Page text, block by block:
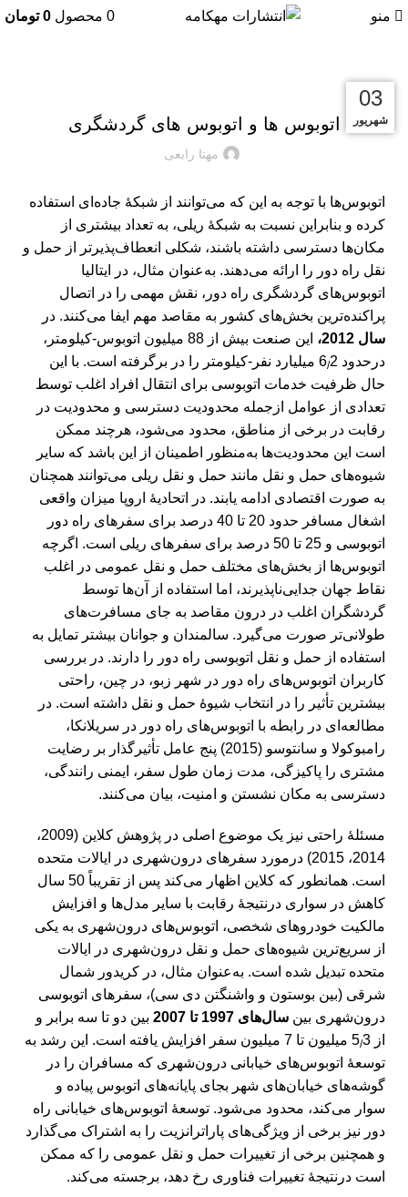
منو 0 محصول 0 تومان
اتوبوس‌ ها و اتوبوس‌ های گردشگری
مهتا رابعی
اتوبوس‌ها با توجه به این که می‌توانند از شبکۀ جاده‌ای استفاده
کرده و بنابراین نسبت به شبکۀ ریلی، به تعداد بیشتری از
مکان‌ها دسترسی داشته باشند، شکلی انعطاف‌پذیرتر از حمل و
نقل راه دور را ارائه می‌دهند. به‌عنوان مثال، در ایتالیا
اتوبوس‌های گردشگری راه دور، نقش مهمی را در اتصال
پراکنده‌ترین بخش‌های کشور به مقاصد مهم ایفا می‌کنند. در
سال 2012،
این صنعت بیش از 88 میلیون اتوبوس-کیلومتر،
درحدود 6
/
2 میلیارد نفر-کیلومتر را در برگرفته است. با این
حال ظرفیت خدمات اتوبوسی برای انتقال افراد اغلب توسط
تعدادی از عوامل ازجمله محدودیت دسترسی و محدودیت در
رقابت در برخی از مناطق، محدود می‌شود، هرچند ممکن
است این محدودیت‌ها به‌منظور اطمینان از این باشد که سایر
شیوه‌های حمل و نقل مانند حمل و نقل ریلی می‌توانند همچنان
به صورت اقتصادی ادامه یابند. در اتحادیۀ اروپا میزان واقعی
اشغال مسافر حدود 20 تا 40 درصد برای سفرهای راه دور
اتوبوسی و 25 تا 50 درصد برای سفرهای ریلی است. اگرچه
اتوبوس‌ها از بخش‌های مختلف حمل و نقل عمومی در اغلب
نقاط جهان جدایی‌ناپذیرند، اما استفاده از آن‌ها توسط
گردشگران اغلب در درون مقاصد به جای مسافرت‌های
طولانی‌تر صورت می‌گیرد. سالمندان و جوانان بیشتر تمایل به
استفاده از حمل و نقل اتوبوسی راه دور را دارند. در بررسی
کاربران اتوبوس‌های راه دور در شهر زبو، در چین، راحتی
بیشترین تأثیر را در انتخاب شیوۀ حمل و نقل داشته است. در
مطالعه‌ای در رابطه با اتوبوس‌های راه دور در سریلانکا،
رامبوکولا و سانتوسو (2015) پنج عامل تأثیرگذار بر رضایت
مشتری را پاکیزگی، مدت زمان طول سفر، ایمنی رانندگی،
دسترسی به مکان نشستن و امنیت، بیان می‌کنند.
مسئلۀ راحتی نیز یک موضوع اصلی در پژوهش کلاین (2009،
2014، 2015) درمورد سفرهای درون‌شهری در ایالات متحده
است. همانطور که کلاین اظهار می‌کند پس از تقریباً 50 سال
کاهش در سواری درنتیجۀ رقابت با سایر مدل‌ها و افزایش
مالکیت خودروهای شخصی، اتوبوس‌های درون‌شهری به یکی
از سریع‌ترین شیوه‌های حمل و نقل درون‌شهری در ایالات
متحده تبدیل شده است. به‌عنوان مثال، در کریدور شمال
شرقی (بین بوستون و واشنگتن دی سی)، سفرهای اتوبوسی
درون‌شهری بین سال‌های 1997 تا 2007
بین دو تا سه برابر و
از 5
/
3 میلیون تا 7 میلیون سفر افزایش یافته است. این رشد به
توسعۀ اتوبوس‌های خیابانی درون‌شهری که مسافران را در
گوشه‌های خیابان‌های شهر بجای پایانه‌های اتوبوس پیاده و
سوار می‌کند، محدود می‌شود. توسعۀ اتوبوس‌های خیابانی راه
دور نیز برخی از ویژگی‌های پاراترانزیت را به اشتراک می‌گذارد
و همچنین برخی از تغییرات حمل و نقل عمومی را که ممکن
است درنتیجۀ تغییرات فناوری رخ دهد، برجسته می‌کند.
18
دی
18
دی
18
دی
03
شهریور